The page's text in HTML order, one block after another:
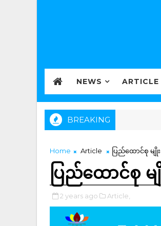
NEWS ARTICLE
BREAKING
Home Article ပြည်ထောင်စု မ
ပြည်ထောင်စု
2 years ago Article,